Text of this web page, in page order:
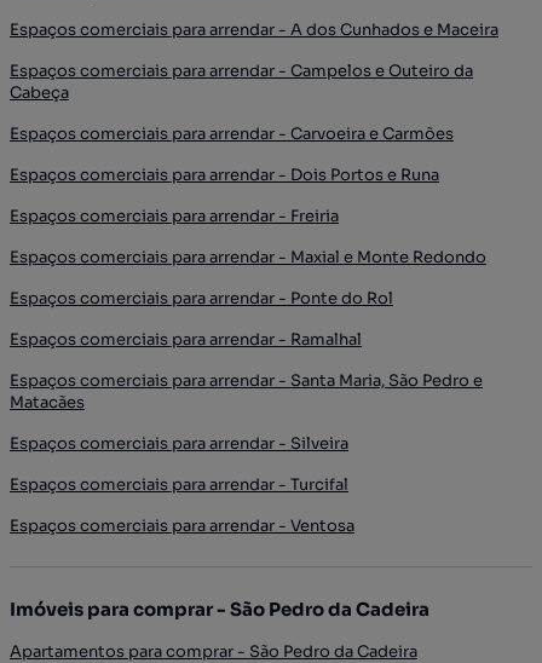
Espaços comerciais para arrendar - A dos Cunhados e Maceira
Espaços comerciais para arrendar - Campelos e Outeiro da
Cabeça
Espaços comerciais para arrendar - Carvoeira e Carmões
Espaços comerciais para arrendar - Dois Portos e Runa
Espaços comerciais para arrendar - Freiria
Espaços comerciais para arrendar - Maxial e Monte Redondo
Espaços comerciais para arrendar - Ponte do Rol
Espaços comerciais para arrendar - Ramalhal
Espaços comerciais para arrendar - Santa Maria, São Pedro e
Matacães
Espaços comerciais para arrendar - Silveira
Espaços comerciais para arrendar - Turcifal
Espaços comerciais para arrendar - Ventosa
Imóveis para comprar - São Pedro da Cadeira
Apartamentos para comprar - São Pedro da Cadeira